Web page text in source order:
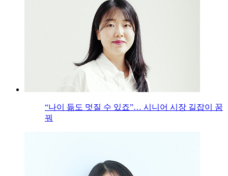
“나이 듦도 멋질 수 있죠”… 시니어 시장 길잡이 꿈
꿔